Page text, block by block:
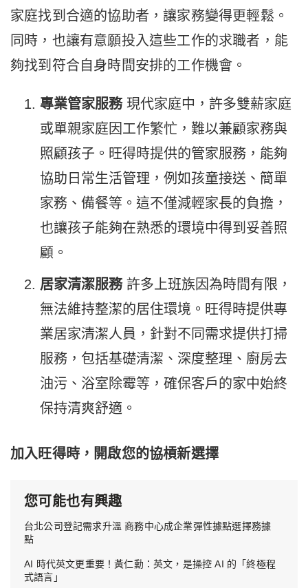
家庭找到合適的協助者，讓家務變得更輕鬆。
同時，也讓有意願投入這些工作的求職者，能
夠找到符合自身時間安排的工作機會。
專業管家服務現代家庭中，許多雙薪家庭
或單親家庭因工作繁忙，難以兼顧家務與
照顧孩子。旺得時提供的管家服務，能夠
協助日常生活管理，例如孩童接送、簡單
家務、備餐等。這不僅減輕家長的負擔，
也讓孩子能夠在熟悉的環境中得到妥善照
顧。
居家清潔服務許多上班族因為時間有限，
無法維持整潔的居住環境。旺得時提供專
業居家清潔人員，針對不同需求提供打掃
服務，包括基礎清潔、深度整理、廚房去
油污、浴室除霉等，確保客戶的家中始終
保持清爽舒適。
加入旺得時，開啟您的協槓新選擇
您可能也有興趣
台北公司登記需求升溫 商務中心成企業彈性據點選擇務據
點
AI 時代英文更重要！黃仁勳：英文，是操控 AI 的「終極程
式語言」